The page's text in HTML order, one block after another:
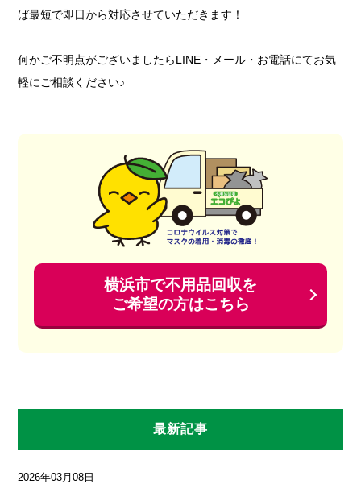
ば最短で即日から対応させていただきます！
何かご不明点がございましたらLINE・メール・お電話にてお気
軽にご相談ください♪
横浜市で不用品回収を
ご希望の方はこちら
最新記事
2026年03月08日